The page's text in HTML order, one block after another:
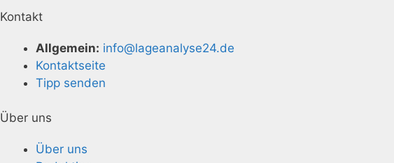
Kontakt
Allgemein: info@lageanalyse24.de
Kontaktseite
Tipp senden
Über uns
Über uns